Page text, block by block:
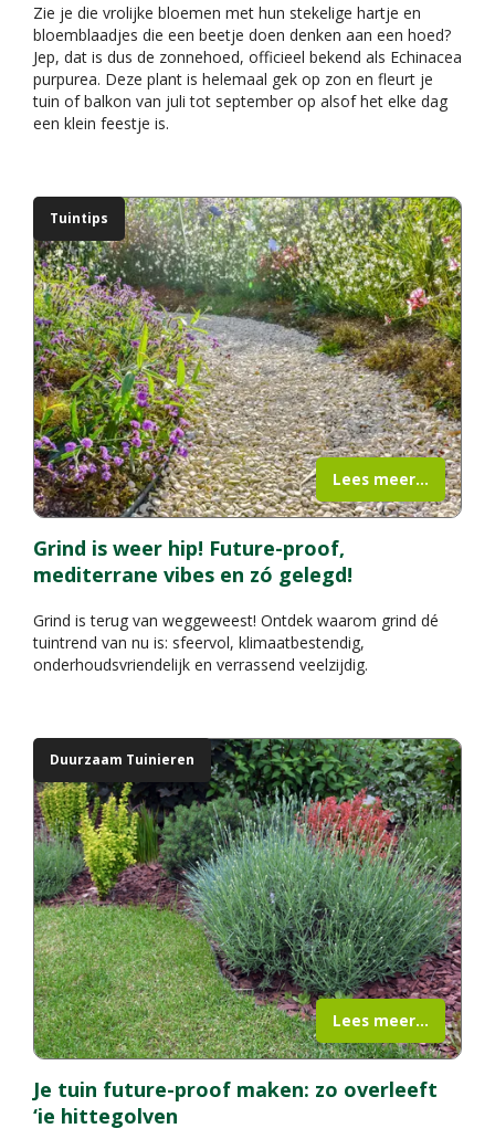
Zie je die vrolijke bloemen met hun stekelige hartje en
bloemblaadjes die een beetje doen denken aan een hoed?
Jep, dat is dus de zonnehoed, officieel bekend als Echinacea
purpurea. Deze plant is helemaal gek op zon en fleurt je
tuin of balkon van juli tot september op alsof het elke dag
een klein feestje is.
Grind is weer hip! Future-proof,
mediterrane vibes en zó gelegd!
Tuintips
Grind is terug van weggeweest! Ontdek waarom grind dé
tuintrend van nu is: sfeervol, klimaatbestendig,
onderhoudsvriendelijk en verrassend veelzijdig.
Lees meer...
Je tuin future-proof maken: zo overleeft
‘ie hittegolven
Duurzaam Tuinieren
Lees meer...